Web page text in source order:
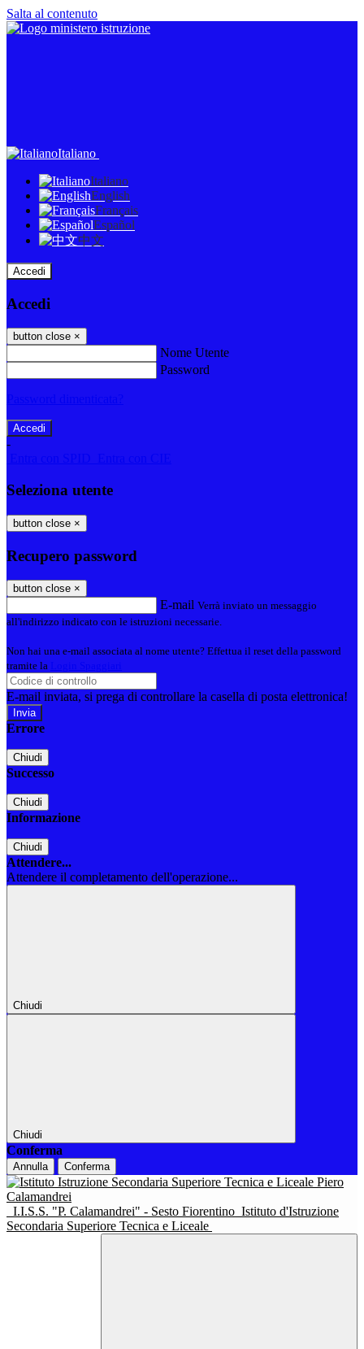
Salta al contenuto
Italiano
Italiano
English
Français
Español
中文
Accedi
Accedi
button close ×
Nome Utente
Password
-
Seleziona utente
button close ×
Recupero password
button close ×
E-mail Verrà inviato un messaggio
all'indirizzo indicato con le istruzioni necessarie.
Non hai una e-mail associata al nome utente? Effettua il reset della password
tramite la
E-mail inviata, si prega di controllare la casella di posta elettronica!
Errore
Chiudi
Successo
Chiudi
Informazione
Chiudi
Attendere...
Attendere il completamento dell'operazione...
Chiudi
Chiudi
Conferma
Annulla Conferma
I.I.S.S. "P. Calamandrei" - Sesto Fiorentino Istituto d'Istruzione
Secondaria Superiore Tecnica e Liceale